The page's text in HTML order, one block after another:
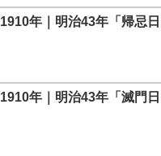
1910年｜明治43年「帰忌
1910年｜明治43年「滅門